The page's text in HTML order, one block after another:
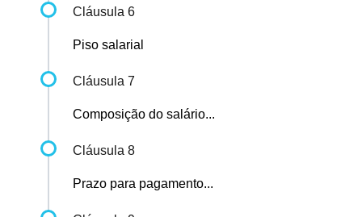
Cláusula 6
Piso salarial
Cláusula 7
Composição do salário...
Cláusula 8
Prazo para pagamento...